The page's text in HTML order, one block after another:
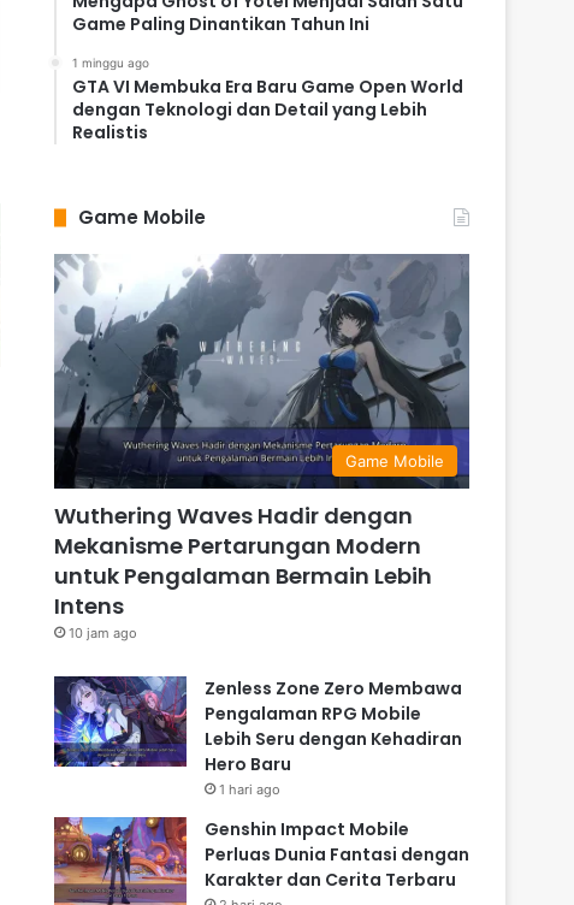
Game Paling Dinantikan Tahun Ini
1 minggu ago
GTA VI Membuka Era Baru Game Open World
dengan Teknologi dan Detail yang Lebih
Realistis
Game Mobile
Game Mobile
Wuthering Waves Hadir dengan
Mekanisme Pertarungan Modern
untuk Pengalaman Bermain Lebih
Intens
10 jam ago
Zenless Zone Zero Membawa
Pengalaman RPG Mobile
Lebih Seru dengan Kehadiran
Hero Baru
1 hari ago
Genshin Impact Mobile
Perluas Dunia Fantasi dengan
Karakter dan Cerita Terbaru